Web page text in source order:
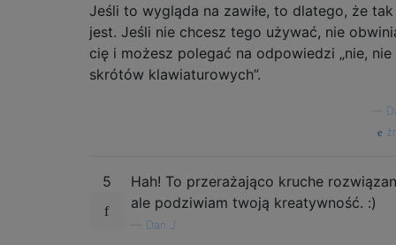
Jeśli to wygląda na zawiłe, to dlatego, że tak
jest. Jeśli nie chcesz tego używać, nie
cię i możesz polegać na odpowiedzi „nie, nie
skrótów klawiaturowych”.
5
Hah! To przerażająco kruche
ale podziwiam twoją kreatywność. :)
Dan J